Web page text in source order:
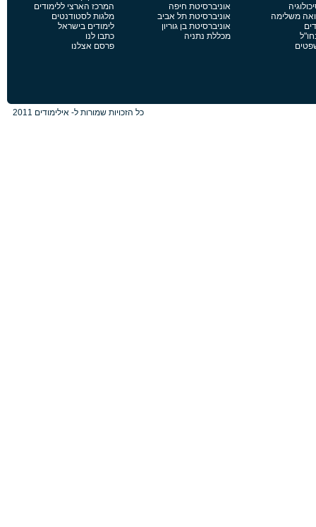
משלימה
אוניברסיטת חיפה
אוניברסיטת תל אביב
אוניברסיטת בן גוריון
מכללת נתניה
המרכז הארצי ללימודים
מלגות לסטודנטים
לימודים בישראל
כתבו לנו
פרסם אצלנו
כל הזכויות שמורות ל- אילימודים 2011